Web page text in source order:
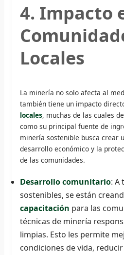
4. Impacto
Locales
La minería no solo afecta al
también tiene un impacto
locales, muchas de las cuales
como su principal fuente de
minería sostenible busca crear
desarrollo económico y la
de las comunidades.
Desarrollo comunitario: A
sostenibles, se están
capacitación para las
técnicas de minería
limpias. Esto les permite
condiciones de vida,